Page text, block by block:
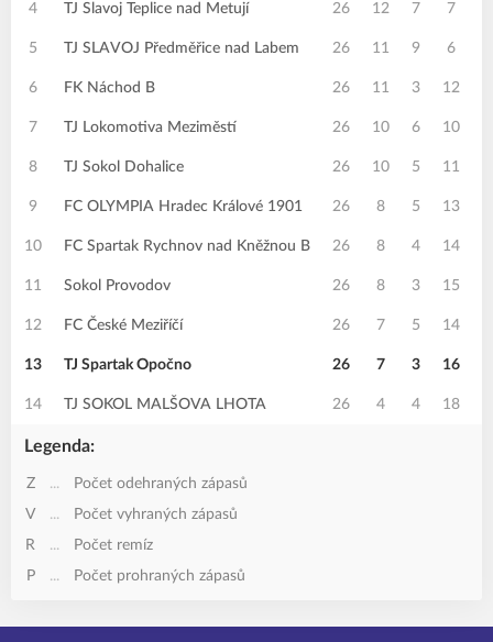
4 TJ Slavoj Teplice nad Metují 26 12 7 7
5 TJ SLAVOJ Předměřice nad Labem 26 11 9 6
6 FK Náchod B 26 11 3 12
7 TJ Lokomotiva Meziměstí 26 10 6 10
8 TJ Sokol Dohalice 26 10 5 11
9 FC OLYMPIA Hradec Králové 1901 26 8 5 13
10 FC Spartak Rychnov nad Kněžnou B 26 8 4 14
11 Sokol Provodov 26 8 3 15
12 FC České Meziříčí 26 7 5 14
13 TJ Spartak Opočno 26 7 3 16
14 TJ SOKOL MALŠOVA LHOTA 26 4 4 18
Legenda:
Z ...
Počet odehraných zápasů
V
...
Počet vyhraných zápasů
R
...
Počet remíz
P
... Počet prohraných zápasů